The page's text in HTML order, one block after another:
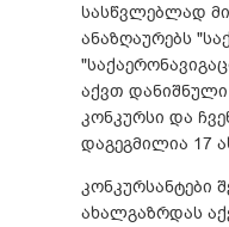
სასწვლებლად
ანაზღაურებს
აქვთ დანიშნული
კონკურსი და
დაგეგმილია 17
კონკურსანტები
ახალგაზრდას